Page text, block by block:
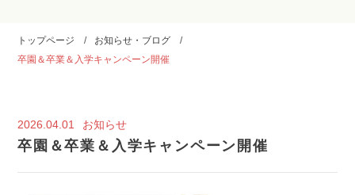
トップページ
お知らせ・ブログ
卒園＆卒業＆入学キャンペーン開催
2026.04.01 お知らせ
卒園＆卒業＆入学キャンペーン開催